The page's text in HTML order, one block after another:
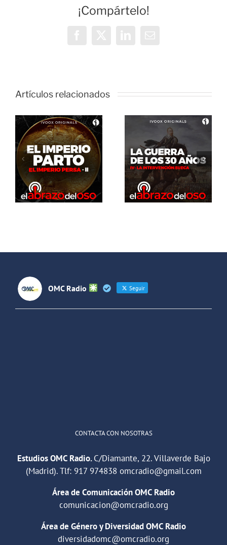
¡Compártelo!
Artículos relacionados
El Abrazo
del Oso. La
guerra de
los 30 años:
La
intervención
El Abrazo
del Oso.
Dinosaurios
Live Stream
OMC Radio Seguir
CONTACTA CON NOSOTRAS
Estudios OMC Radio.C/Diamante, 22. Villaverde Bajo
(Madrid). Tlf: 917 974838 omcradio@gmail.com
Área de Comunicación OMC Radio
comunicacion@omcradio.org
Área de Género y Diversidad OMC Radio
diversidadomc@omcradio.org